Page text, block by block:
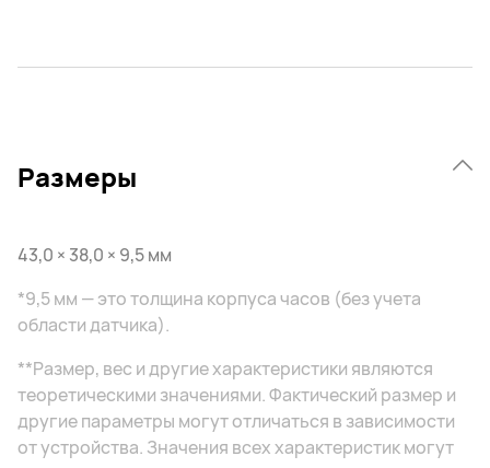
Размеры
43,0 × 38,0 × 9,5 мм
*9,5 мм — это толщина корпуса часов (без учета
области датчика).
**Размер, вес и другие характеристики являются
теоретическими значениями. Фактический размер и
другие параметры могут отличаться в зависимости
от устройства. Значения всех характеристик могут